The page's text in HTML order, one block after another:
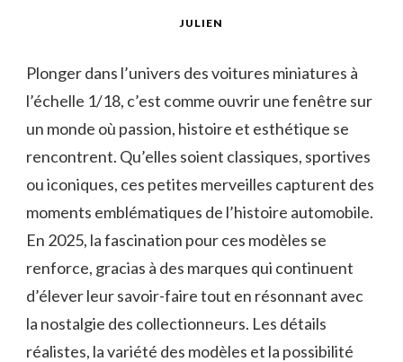
JULIEN
Plonger dans l’univers des voitures miniatures à
l’échelle 1/18, c’est comme ouvrir une fenêtre sur
un monde où passion, histoire et esthétique se
rencontrent. Qu’elles soient classiques, sportives
ou iconiques, ces petites merveilles capturent des
moments emblématiques de l’histoire automobile.
En 2025, la fascination pour ces modèles se
renforce, gracias à des marques qui continuent
d’élever leur savoir-faire tout en résonnant avec
la nostalgie des collectionneurs. Les détails
réalistes, la variété des modèles et la possibilité